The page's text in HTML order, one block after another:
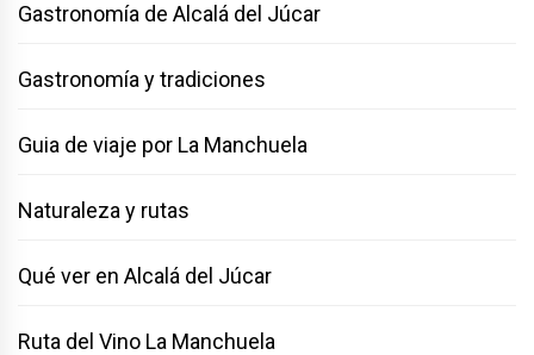
Gastronomía de Alcalá del Júcar
Gastronomía y tradiciones
Guia de viaje por La Manchuela
Naturaleza y rutas
Qué ver en Alcalá del Júcar
Ruta del Vino La Manchuela